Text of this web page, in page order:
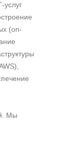
услуг
(on-
Мы